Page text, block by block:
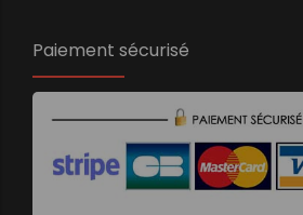
Paiement sécurisé